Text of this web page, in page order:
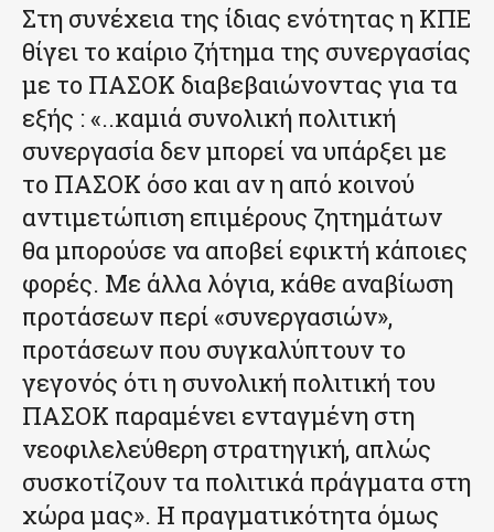
Στη συνέχεια της ίδιας ενότητας η ΚΠΕ
θίγει το καίριο ζήτημα της συνεργασίας
με το ΠΑΣΟΚ διαβεβαιώνοντας για τα
εξής : «..καμιά συνολική πολιτική
συνεργασία δεν μπορεί να υπάρξει με
το ΠΑΣΟΚ όσο και αν η από κοινού
αντιμετώπιση επιμέρους ζητημάτων
θα μπορούσε να αποβεί εφικτή κάποιες
φορές. Με άλλα λόγια, κάθε αναβίωση
προτάσεων περί «συνεργασιών»,
προτάσεων που συγκαλύπτουν το
γεγονός ότι η συνολική πολιτική του
ΠΑΣΟΚ παραμένει ενταγμένη στη
νεοφιλελεύθερη στρατηγική, απλώς
συσκοτίζουν τα πολιτικά πράγματα στη
χώρα μας». Η πραγματικότητα όμως